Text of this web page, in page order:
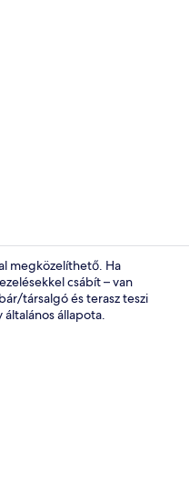
megközelíthető. Ha
csábít – van
társalgó és terasz teszi
általános állapota.